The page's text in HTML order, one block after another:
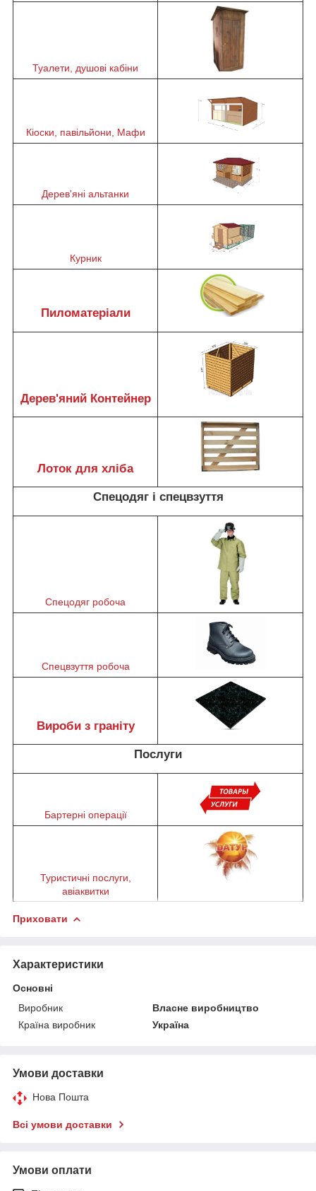
Туалети, душові кабіни
Кіоски, павільйони, Мафи
Дерев'яні альтанки
Курник
Пиломатеріали
Дерев'яний Контейнер
Лоток для хліба
Спецодяг і спецвзуття
Спецодяг робоча
Спецвзуття робоча
Вироби з граніту
Послуги
Бартерні операції
Туристичні послуги,
авіаквитки
Приховати
Характеристики
Основні
Виробник
Власне виробництво
Країна виробник
Україна
Умови доставки
Нова Пошта
Всі умови доставки
Умови оплати